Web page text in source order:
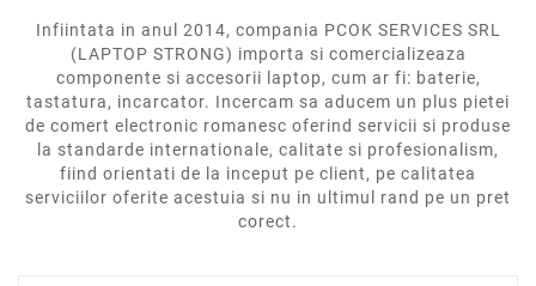
Infiintata in anul 2014, compania PCOK SERVICES SRL
(LAPTOP STRONG) importa si comercializeaza
componente si accesorii laptop, cum ar fi: baterie,
tastatura, incarcator. Incercam sa aducem un plus pietei
de comert electronic romanesc oferind servicii si produse
la standarde internationale, calitate si profesionalism,
fiind orientati de la inceput pe client, pe calitatea
serviciilor oferite acestuia si nu in ultimul rand pe un pret
corect.